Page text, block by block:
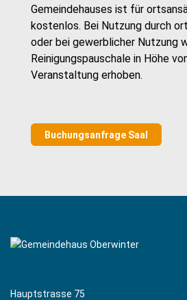
Gemeindehauses ist für
kostenlos. Bei Nutzung durch
oder bei gewerblicher Nutzung
Reinigungspauschale in Höhe
Veranstaltung erhoben.
Buchungsanfrage Saal
Hauptstrasse 75